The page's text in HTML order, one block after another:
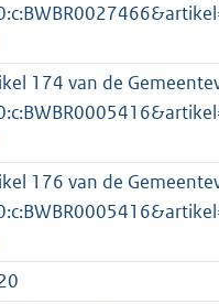
174 van de
176 van de